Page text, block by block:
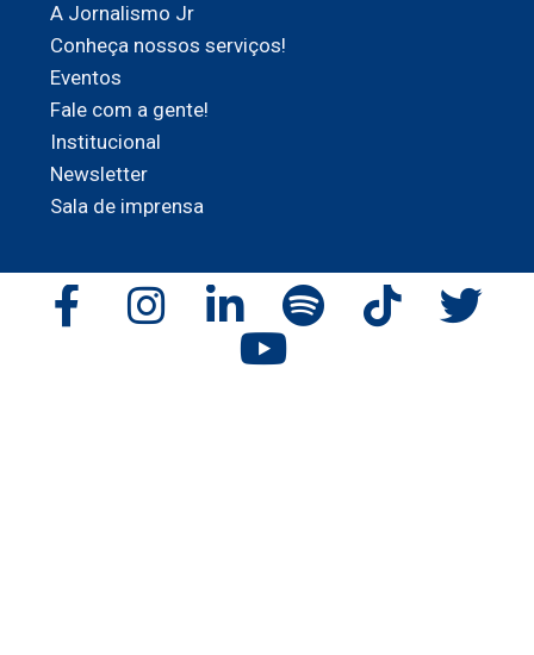
A Jornalismo Jr
Conheça nossos serviços!
Eventos
Fale com a gente!
Institucional
Newsletter
Sala de imprensa